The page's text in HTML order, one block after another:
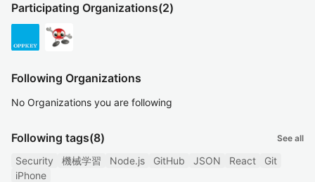
Participating Organizations(2)
Following Organizations
No Organizations you are following
Following tags(8) See all
Security 機械学習 Node.js GitHub JSON React
Git
iPhone